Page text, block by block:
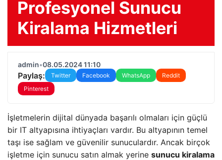
Profesyonel Sunucu
Kiralama Hizmetleri
admin•08.05.2024 11:10
Paylaş: Twitter Facebook WhatsApp
Reddit
Pinterest
İşletmelerin dijital dünyada başarılı olmaları için güçlü
bir IT altyapısına ihtiyaçları vardır. Bu altyapının temel
taşı ise sağlam ve güvenilir sunuculardır. Ancak birçok
işletme için sunucu satın almak yerine sunucu kiralama